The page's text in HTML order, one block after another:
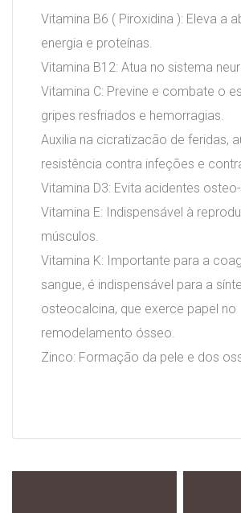
Vitamina B6 ( Piroxidina ): Eleva a
energia e proteínas.
Vitamina B12: Atua no sistema
Vitamina C: Previne e combate o
gripes resfriados e hemorragias.
Auxilia na cicratizacão de feridas,
resistência contra infeções e
Vitamina D3: Evita acidentes
Vitamina E: Indispensável à
músculos.
Vitamina K: Importante para a
sangue, é indispensável para a
osteocalcina, que exerce papel no
remodelamento ósseo.
Zinco: Formação da pele e dos